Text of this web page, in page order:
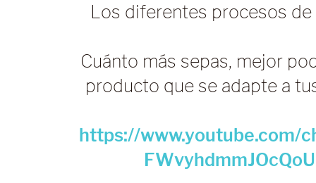
Los diferentes procesos
Cuánto más sepas, mejor
producto que se adapte a
https://www.youtube.com/